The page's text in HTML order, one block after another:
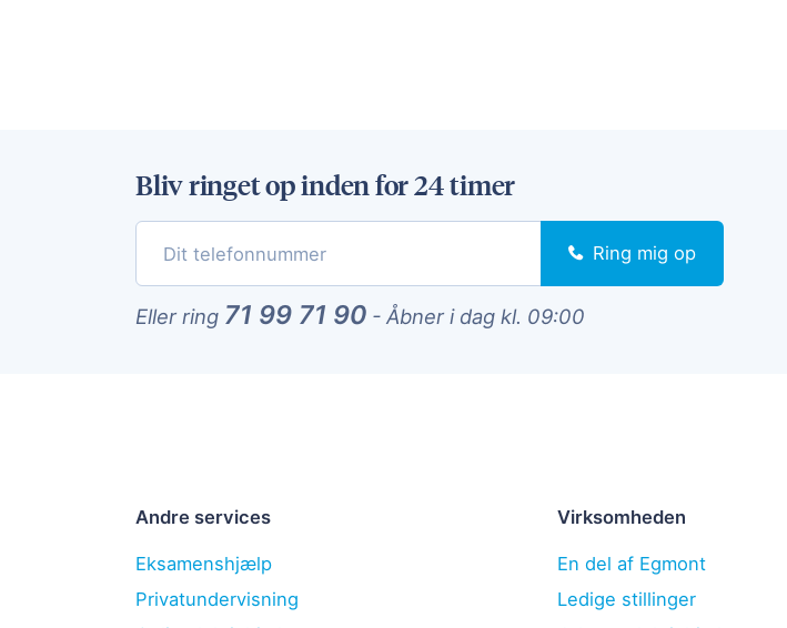
Bliv ringet op inden for 24 timer
Ring mig op
Eller ring 71 99 71 90 - Åbner i dag kl. 09:00
Andre services
Eksamenshjælp
Privatundervisning
Virksomheden
En del af Egmont
Ledige stillinger